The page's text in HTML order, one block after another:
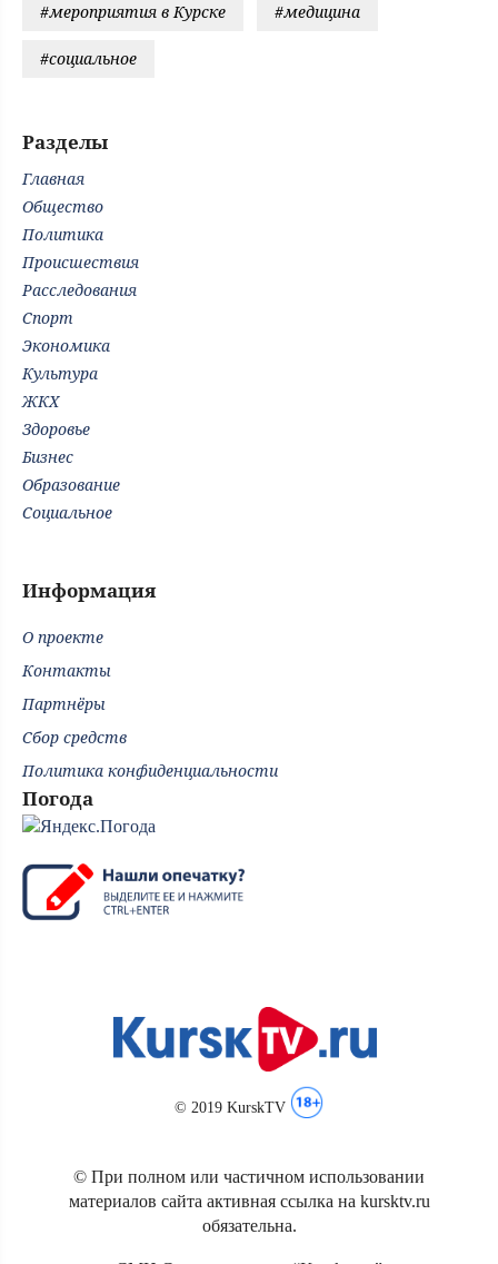
#мероприятия в Курске #медицина
#социальное
Разделы
Главная
Общество
Политика
Происшествия
Расследования
Спорт
Экономика
Культура
ЖКХ
Здоровье
Бизнес
Образование
Социальное
Информация
О проекте
Контакты
Партнёры
Сбор средств
Политика конфиденциальности
Погода
© 2019 KurskTV
© При полном или частичном использовании
материалов сайта активная ссылка на kursktv.ru
обязательна.